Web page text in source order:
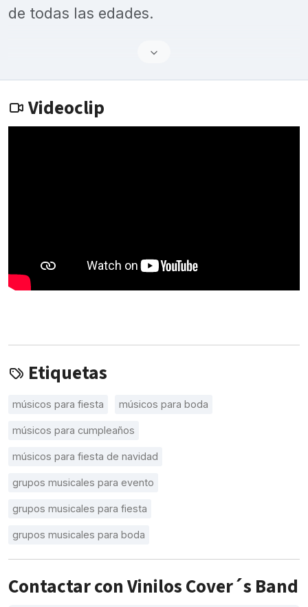
de todas las edades.
Videoclip
Etiquetas
músicos para fiesta músicos para boda
músicos para cumpleaños
músicos para fiesta de navidad
grupos musicales para evento
grupos musicales para fiesta
grupos musicales para boda
Contactar con Vinilos Cover´s Band